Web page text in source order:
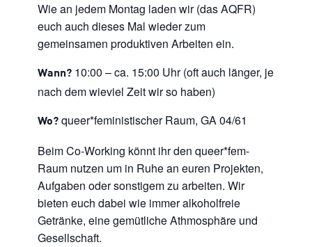
Wie an jedem Montag laden wir (das AQFR)
euch auch dieses Mal wieder zum
gemeinsamen produktiven Arbeiten ein.
Wann? 10:00 – ca. 15:00 Uhr (oft auch länger, je
nach dem wieviel Zeit wir so haben)
Wo? queer*feministischer Raum, GA 04/61
Beim Co-Working könnt ihr den queer*fem-
Raum nutzen um in Ruhe an euren Projekten,
Aufgaben oder sonstigem zu arbeiten. Wir
bieten euch dabei wie immer alkoholfreie
Getränke, eine gemütliche Athmosphäre und
Gesellschaft.